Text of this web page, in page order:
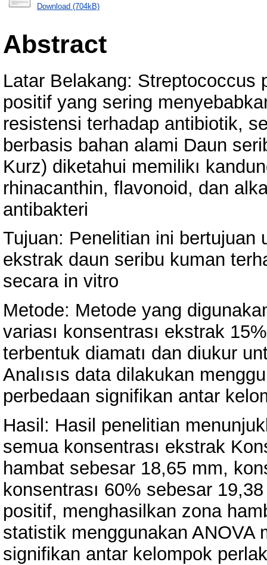
Download (704kB)
Abstract
Latar Belakang: Streptococcus
positif yang sering
resistensi terhadap antibiotik,
berbasis bahan alami Daun
Kurz) diketahui memilikı
rhinacanthin, flavonoid, dan
antibakteri
Tujuan: Penelitian ini bertujuan
ekstrak daun seribu kuman
secara in vitro
Metode: Metode yang
variası konsentrası ekstrak
terbentuk diamatı dan diukur
Analısıs data dilakukan
perbedaan signifikan antar
Hasil: Hasil penelitian
semua konsentrası ekstrak
hambat sebesar 18,65 mm,
konsentrası 60% sebesar
positif, menghasilkan zona
statistik menggunakan ANOVA
signifikan antar kelompok